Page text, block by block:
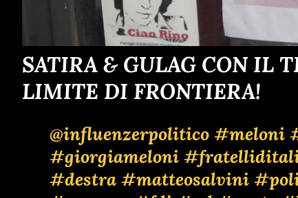
SATIRA & GULAG CON IL
LIMITE DI FRONTIERA!
@influenzerpolitico #meloni
#giorgiameloni
#destra #matteosalvini